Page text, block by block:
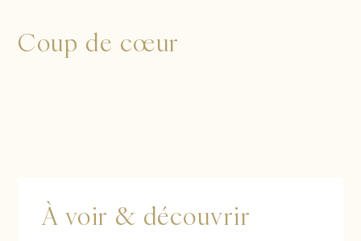
Coup de cœur
À voir & découvrir